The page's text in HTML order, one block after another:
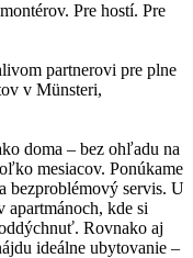
Pre hostí. Pre
partnerovi pre plne
v Münsteri,
doma – bez ohľadu na
mesiacov. Ponúkame
bezproblémový servis. U
apartmánoch, kde si
Rovnako aj
ideálne ubytovanie –